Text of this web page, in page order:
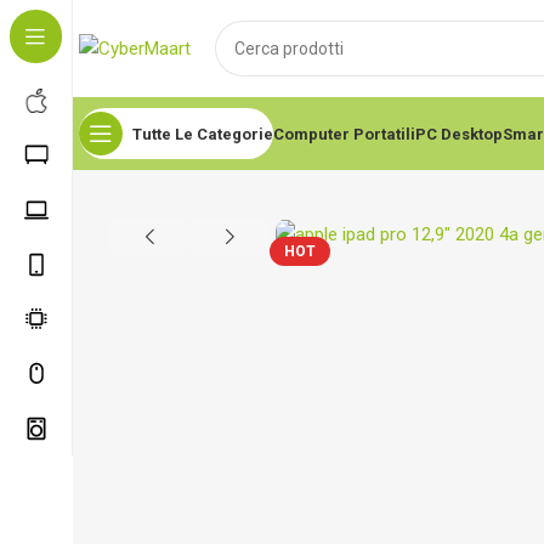
Tutte Le CategorieComputer PortatiliPC Desktop
HOT